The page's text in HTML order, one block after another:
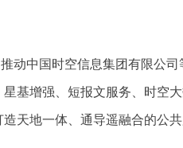
动中国时空信息集团有限公
基增强、短报文服务、时空
天地一体、通导遥融合的公